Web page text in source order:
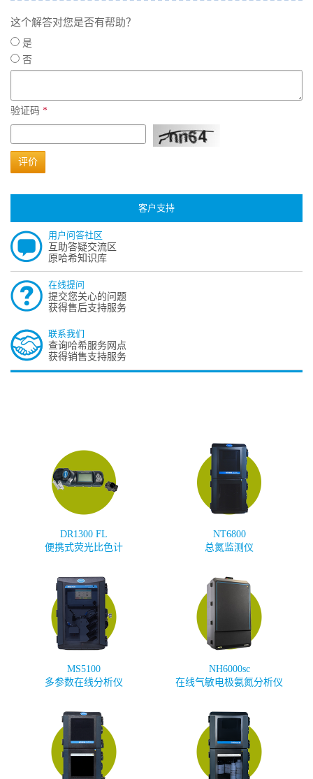
这个解答对您是否有帮助？
是
否
验证码 *
评价
客户支持
用户问答社区
互助答疑交流区
原哈希知识库
在线提问
提交您关心的问题
获得售后支持服务
联系我们
查询哈希服务网点
获得销售支持服务
DR1300 FL
便携式荧光比色计
NT6800
总氮监测仪
MS5100
多参数在线分析仪
NH6000sc
在线气敏电极氨氮分析仪